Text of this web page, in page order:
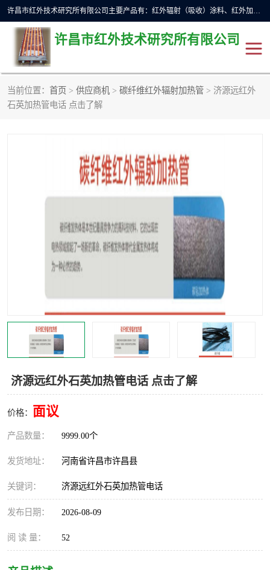
许昌市红外技术研究所有限公司主要产品有：红外辐射（吸收）涂料、红外加热元件、红外辐射加热模块（板）、红外辐射加热炉（箱）、快速红外辐射加热器、系列高端红外加热实验设备、系列红外加热控制器等。
许昌市红外技术研究所有限公司
当前位置： 首页 > 供应商机 > 碳纤维红外辐射加热管 > 济源远红外
石英加热管电话 点击了解
济源远红外石英加热管电话 点击了解
价格： 面议
产品数量： 9999.00个
发货地址： 河南省许昌市许昌县
关键词： 济源远红外石英加热管电话
发布日期： 2026-08-09
阅 读 量： 52
红外加热设备
红外辐射加热模块 定制红外加热实验设备
红外辐射吸收涂料
高端红外加热实验设备 电工电气
高温涂料 红外加热控制器
热环境试验设备
红外辐射表面材料 定波长红外辐射加热器
快速红外辐射聚焦炉 烤箱烘箱